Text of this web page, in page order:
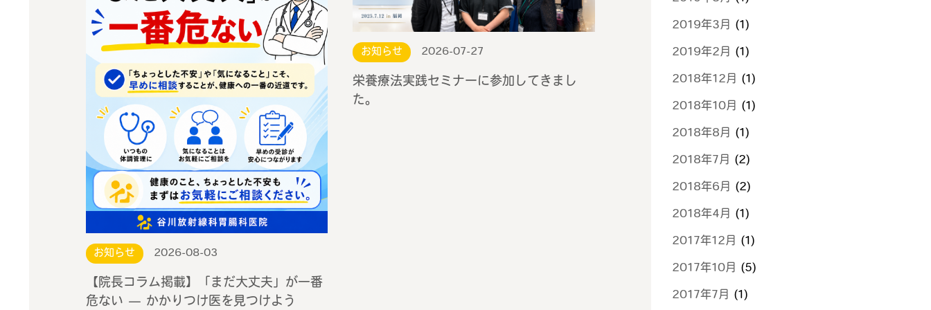
お知らせ 2026-08-03
【院長コラム掲載】「まだ大丈夫」が一番
危ない — かかりつけ医を見つけよう
お知らせ 2026-07-27
栄養療法実践セミナーに参加してきまし
た。
2019年3月 (1)
2019年2月 (1)
2018年12月 (1)
2018年10月 (1)
2018年8月 (1)
2018年7月 (2)
2018年6月 (2)
2018年4月 (1)
2017年12月 (1)
2017年10月 (5)
2017年7月 (1)